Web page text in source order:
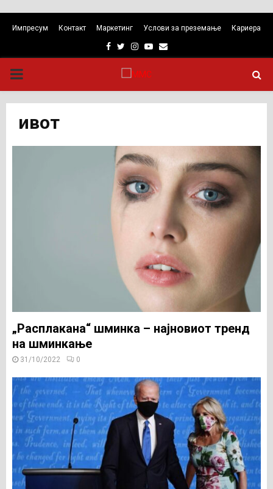
Импресум Контакт Маркетинг Услови за преземање Кариера
Facebook
TwitterInstagram
Youtube
Email
PRIMARY
MENU
ивот
„Расплакана“ шминка – најновиот тренд
на шминкање
31/10/2022 0